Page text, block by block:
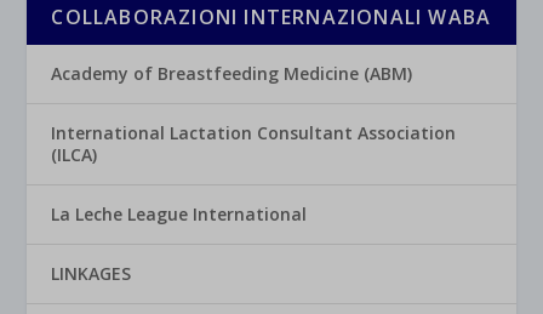
COLLABORAZIONI INTERNAZIONALI WABA
Academy of Breastfeeding Medicine (ABM)
International Lactation Consultant Association
(ILCA)
La Leche League International
LINKAGES